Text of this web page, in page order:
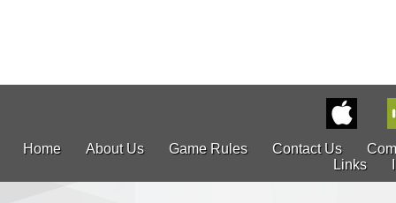
Home About Us Game Rules Contact Us
Links